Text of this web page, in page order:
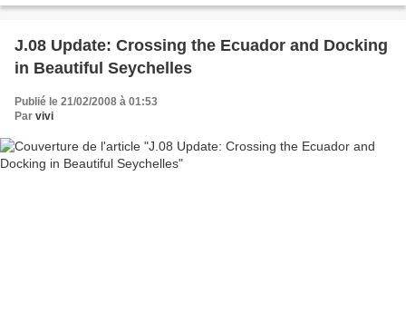
J.08 Update: Crossing the Ecuador and Docking
in Beautiful Seychelles
Publié le 21/02/2008 à 01:53
Par vivi